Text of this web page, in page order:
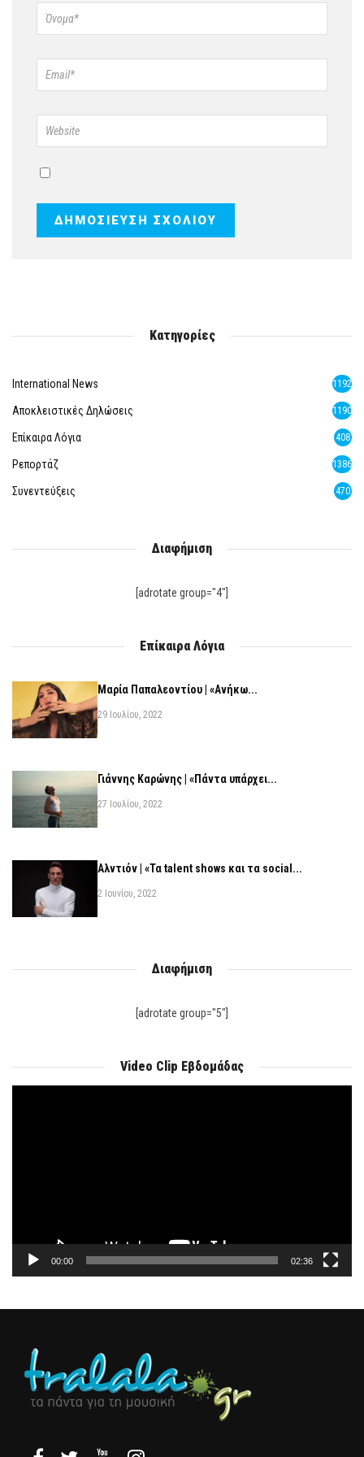
Κατηγορίες
International News 1192
Αποκλειστικές Δηλώσεις 1190
Επίκαιρα Λόγια 408
Ρεπορτάζ 1386
Συνεντεύξεις 470
Διαφήμιση
[adrotate group="4"]
Επίκαιρα Λόγια
Μαρία Παπαλεοντίου | «Ανήκω...
29 Ιουλίου, 2022
Γιάννης Καρώνης | «Πάντα υπάρχει...
27 Ιουλίου, 2022
Αλντιόν | «Τα talent shows και τα social...
2 Ιουνίου, 2022
Διαφήμιση
[adrotate group="5"]
Video Clip Εβδομάδας
00:00 02:36